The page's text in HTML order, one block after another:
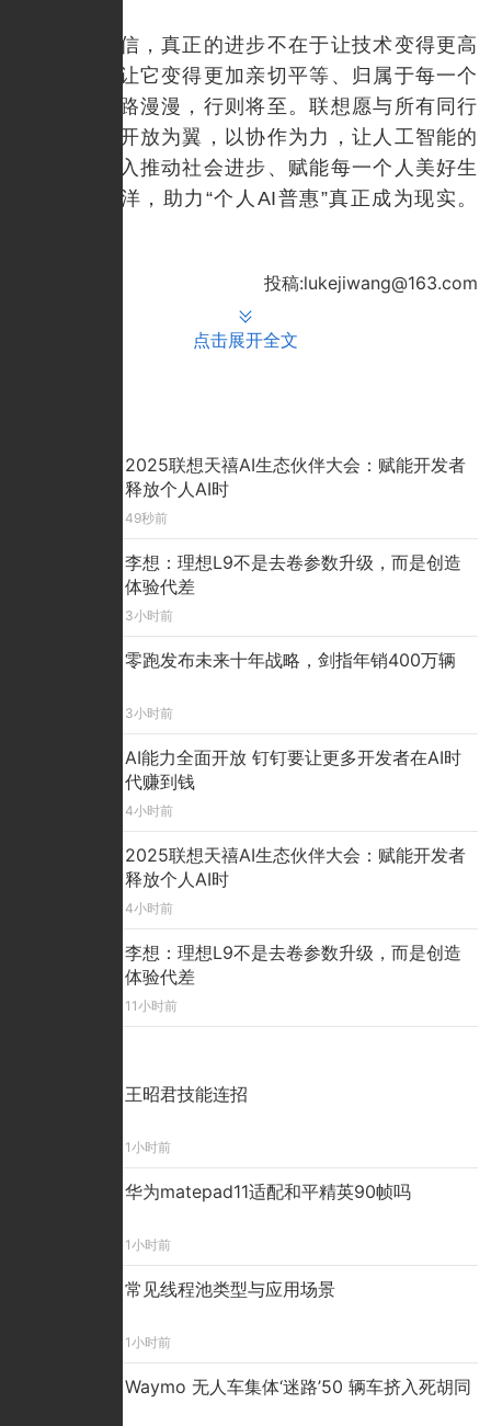
联想相信，真正的进步不在于让技术变得更高
深，而在于让它变得更加亲切平等、归属于每一个
普通人。前路漫漫，行则将至。联想愿与所有同行
者一道，以开放为翼，以协作为力，让人工智能的
浪潮真正汇入推动社会进步、赋能每一个人美好生
活的温暖海洋，助力“个人AI普惠”真正成为现实。
投稿:lukejiwang@163.com
点击展开全文
2025联想天禧AI生态伙伴大会：赋能开发者
释放个人AI时
49秒前
李想：理想L9不是去卷参数升级，而是创造
体验代差
3小时前
零跑发布未来十年战略，剑指年销400万辆
3小时前
AI能力全面开放 钉钉要让更多开发者在AI时
代赚到钱
4小时前
2025联想天禧AI生态伙伴大会：赋能开发者
释放个人AI时
4小时前
李想：理想L9不是去卷参数升级，而是创造
体验代差
11小时前
王昭君技能连招
1小时前
华为matepad11适配和平精英90帧吗
1小时前
常见线程池类型与应用场景
1小时前
Waymo 无人车集体‘迷路’50 辆车挤入死胡同